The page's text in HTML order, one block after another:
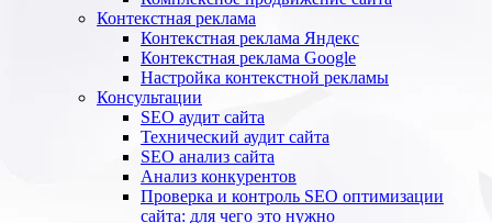
Контекстная реклама
Контекстная реклама Яндекс
Контекстная реклама Google
Настройка контекстной рекламы
Консультации
SEO аудит сайта
Технический аудит сайта
SEO анализ сайта
Анализ конкурентов
Проверка и контроль SEO оптимизации
сайта: для чего это нужно